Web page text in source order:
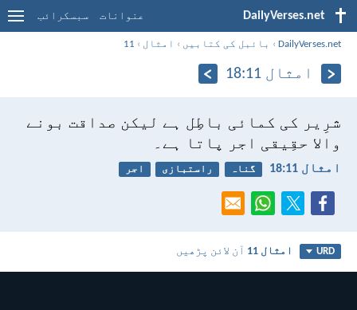
DailyVerses.net عنوانات سبسکرائب
DailyVerses.net
› بائبل کی کتابیں › امثال ›
11
امثال 11:‏18
شرِیر کی کمائی باطِل ہے لیکن صداقت بونے
والا حقِیقی اجر پاتا ہے۔
امثال 11:‏18 گناہ راستبازی اجر
URD امثال 11 آن لائن پڑھیں